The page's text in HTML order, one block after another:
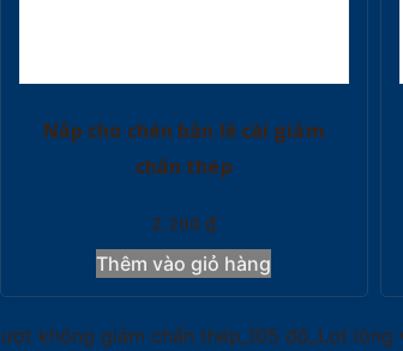
Nắp cho chén bản lề cài giảm
chấn thép
2.200 ₫
Thêm vào giỏ hàng
không giảm chấn thép_105 độ_Lọt